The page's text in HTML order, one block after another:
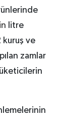
litre
kuruş ve
zamlar